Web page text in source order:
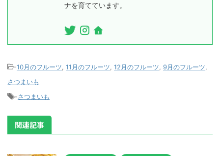
ナを育てています。
-10月のフルーツ 11月のフルーツ 12月のフルーツ 9月のフルーツ
さつまいも
-さつまいも
関連記事